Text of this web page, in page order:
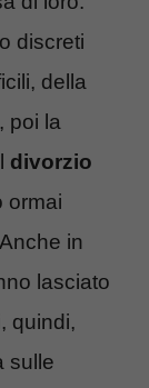
discreti
della
poi la
divorzio
ormai
in
lasciato
quindi,
sulle